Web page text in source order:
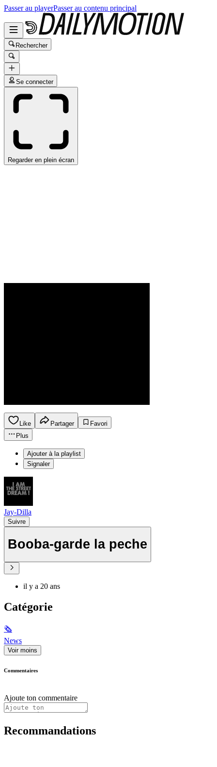
Passer au playerPasser au contenu principal
Rechercher
Se connecter
Regarder en plein écran
Like Partager
Favori
Plus
Ajouter à la playlist
Signaler
Jay-Dilla
Suivre
Booba-garde la peche
il y a 20 ans
Catégorie
🗞
News
Voir moins
Commentaires
Ajoute ton commentaire
Recommandations